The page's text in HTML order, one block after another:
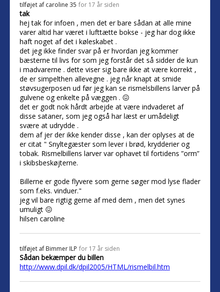
tilføjet af caroline 35 for 17 år siden
tak
hej tak for infoen , men det er bare sådan at alle mine
varer altid har været i lufttætte bokse - jeg har dog ikke
haft noget af det i køleskabet .
det jeg ikke finder svar på er hvordan jeg kommer
bæsterne til livs for som jeg forstår det så sidder de kun
i madvarerne . dette viser sig bare ikke at være korrekt ,
de er simpelthen allevegne . jeg når knapt at smide
støvsugerposen ud før jeg kan se rismelsbillens larver på
gulvene og enkelte på væggen . 😖
det er godt nok hårdt arbejde at være indvaderet af
disse sataner, som jeg også har læst er umådeligt
svære at udrydde .
dem af jer der ikke kender disse , kan der oplyses at de
er citat " Snyltegæster som lever i brød, krydderier og
tobak. Rismelbillens larver var ophavet til fortidens ”orm”
i skibsbeskøjterne.
Billerne er gode flyvere som gerne søger mod lyse flader
som f.eks. vinduer."
jeg vil bare rigtig gerne af med dem , men det synes
umuligt 😖
hilsen caroline
tilføjet af Bimmer ILP for 17 år siden
Sådan bekæmper du billen
http://www.dpil.dk/dpil2005/HTML/rismelbil.htm